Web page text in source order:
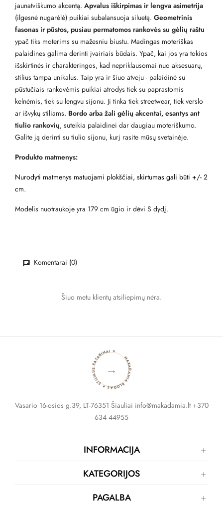
jaunatviškumo akcentą. Apvalus iškirpimas ir lengva asimetrija
(ilgesnė nugarėlė) puikiai subalansuoja siluetą. Geometrinis
fasonas ir pūstos, pusiau permatomos rankovės su gėlių raštu
ypač tiks moterims su mažesniu biustu. Madingas moteriškas
palaidines galima derinti įvairiais būdais. Ypač, kai jos yra tokios
išskirtinės ir charakteringos, kad nepriklausomai nuo aksesuarų,
stilius tampa unikalus. Taip yra ir šiuo atveju - palaidinė su
pūstučiais rankovėmis puikiai atrodys tiek su paprastomis
kelnėmis, tiek su lengvu sijonu. Ji tinka tiek streetwear, tiek verslo
ar išvykų stiliams. Bordo arba žali gėlių akcentai, esantys ant
tiulio rankovių, suteikia palaidinei dar daugiau moteriškumo.
Galite ją derinti su tiulio sijonu, kurį rasite mūsų svetainėje.
Produkto matmenys:
Nurodyti matmenys matuojami plokščiai, skirtumas gali būti +/- 2
cm.
Modelis nuotraukoje yra 179 cm ūgio ir dėvi S dydį.
Komentarai (0)
Šiuo metu klientų atsiliepimų nėra.
MAKADAMIA BLOGAS ✦ STILIAUS PATARIMAI ✦
→
Vasario 16-osios g.39, LT-76351 Šiauliai info@makadamia.lt +370
634 44955
INFORMACIJA
KATEGORIJOS
PAGALBA